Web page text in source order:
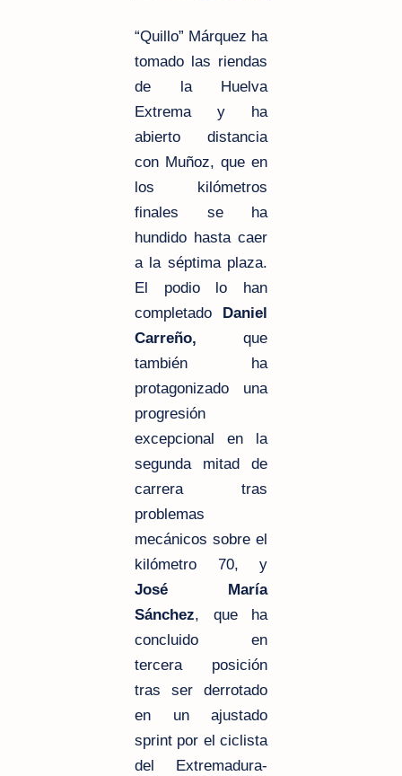
“Quillo” Márquez ha
tomado las riendas
de la Huelva
Extrema y ha
abierto distancia
con Muñoz, que en
los kilómetros
finales se ha
hundido hasta caer
a la séptima plaza.
El podio lo han
completado
Daniel
Carreño, que
también ha
protagonizado una
progresión
excepcional en la
segunda mitad de
carrera tras
problemas
mecánicos sobre el
kilómetro 70, y
José María
Sánchez, que ha
concluido en
tercera posición
tras ser derrotado
en un ajustado
sprint por el ciclista
del Extremadura-